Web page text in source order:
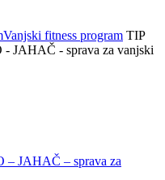
Vanjski fitness program TIP
JAHAČ - sprava za vanjski